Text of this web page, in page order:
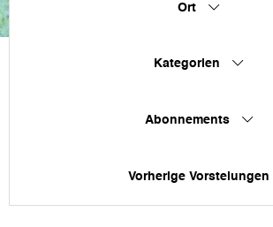
Ort
Kategorien
Abonnements
Vorherige Vorstelungen